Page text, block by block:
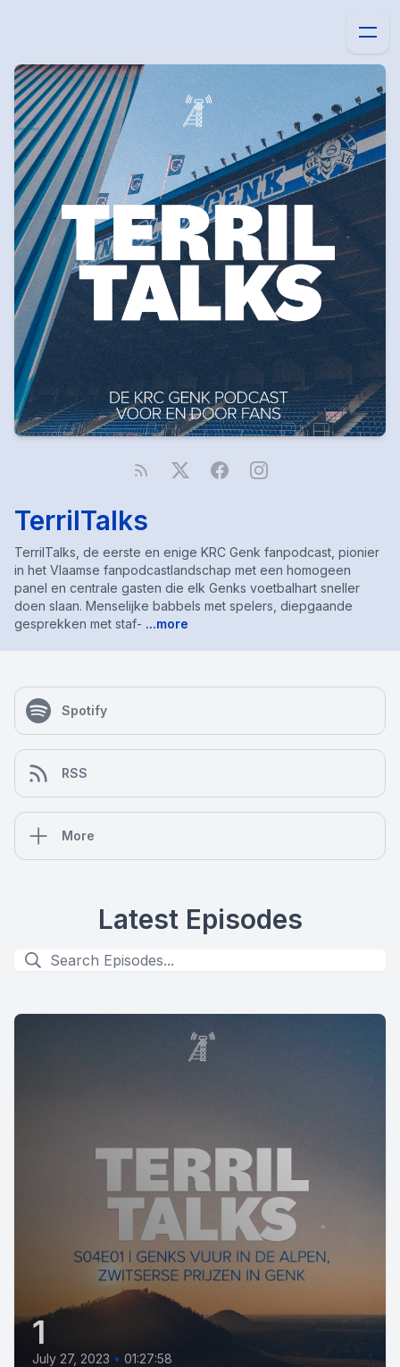
TerrilTalks
TerrilTalks, de eerste en enige KRC Genk fanpodcast, pionier
in het Vlaamse fanpodcastlandschap met een homogeen
panel en centrale gasten die elk Genks voetbalhart sneller
doen slaan. Menselijke babbels met spelers, diepgaande
gesprekken met staf- ...more
Spotify
RSS
More
Latest Episodes
1
July 27, 2023 • 01:27:58